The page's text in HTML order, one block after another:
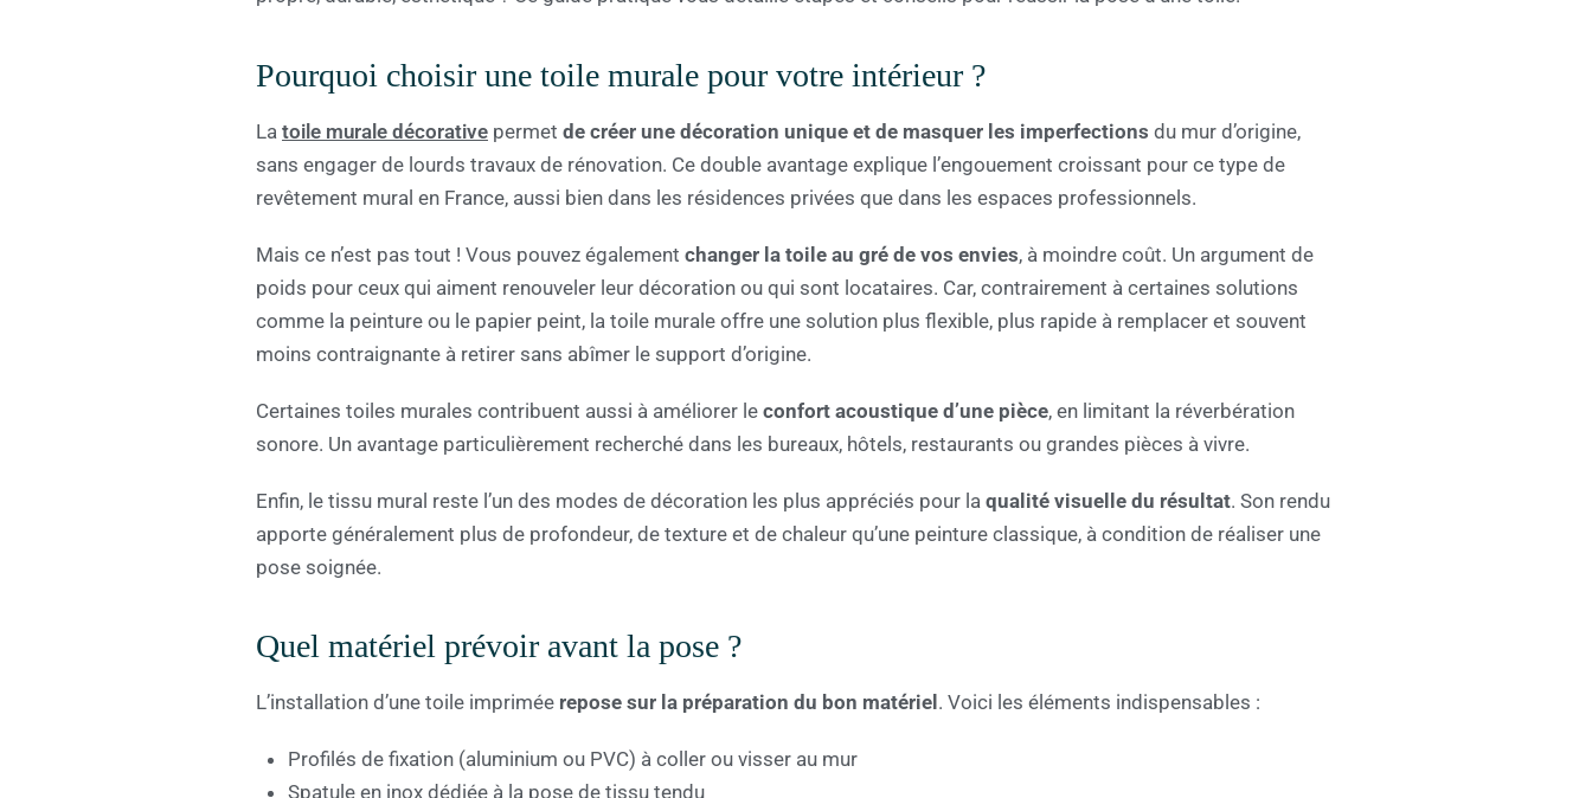
Pourquoi choisir une toile murale pour votre intérieur ?
La toile murale décorative permet de créer une décoration unique et de masquer les imperfections du mur d’origine,
sans engager de lourds travaux de rénovation. Ce double avantage explique l’engouement croissant pour ce type de
revêtement mural en France, aussi bien dans les résidences privées que dans les espaces professionnels.
Mais ce n’est pas tout ! Vous pouvez également changer la toile au gré de vos envies, à moindre coût. Un argument de
poids pour ceux qui aiment renouveler leur décoration ou qui sont locataires. Car, contrairement à certaines solutions
comme la peinture ou le papier peint, la toile murale offre une solution plus flexible, plus rapide à remplacer et souvent
moins contraignante à retirer sans abîmer le support d’origine.
Certaines toiles murales contribuent aussi à améliorer le confort acoustique d’une pièce, en limitant la réverbération
sonore. Un avantage particulièrement recherché dans les bureaux, hôtels, restaurants ou grandes pièces à vivre.
Enfin, le tissu mural reste l’un des modes de décoration les plus appréciés pour la qualité visuelle du résultat. Son rendu
apporte généralement plus de profondeur, de texture et de chaleur qu’une peinture classique, à condition de réaliser une
pose soignée.
Quel matériel prévoir avant la pose ?
L’installation d’une toile imprimée repose sur la préparation du bon matériel . Voici les éléments indispensables :
Profilés de fixation (aluminium ou PVC) à coller ou visser au mur
Spatule en inox dédiée à la pose de tissu tendu